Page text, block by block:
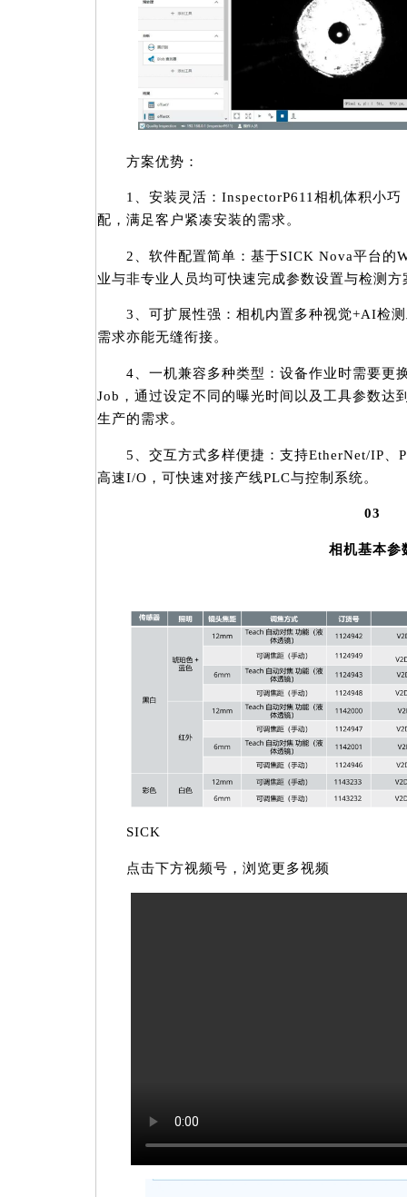
方案优势：
1、安装灵活：InspectorP611相机体积小巧
配，满足客户紧凑安装的需求。
2、软件配置简单：基于SICK Nova平台的
业与非专业人员均可快速完成参数设置与检测方
3、可扩展性强：相机内置多种视觉+AI检测
需求亦能无缝衔接。
4、一机兼容多种类型：设备作业时需要更
Job，通过设定不同的曝光时间以及工具参数达
生产的需求。
5、交互方式多样便捷：支持EtherNet/IP、
高速I/O，可快速对接产线PLC与控制系统。
03
相机基本参
SICK
点击下方视频号，浏览更多视频